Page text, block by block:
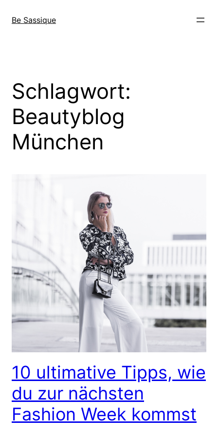
zumBe Sassique
Schlagwort:
Beautyblog
München
10 ultimative Tipps, wie
du zur nächsten
Fashion Week kommst